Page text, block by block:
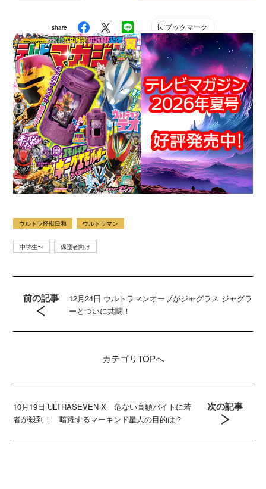
share ブックマーク
ウルトラ怪獣日和 ウルトラマン
中学生〜 保護者向け
前の記事
12月24日 ウルトラマンオーブがジャグラス ジャグラ
ーとついに共闘！
カテゴリTOPへ
10月19日 ULTRASEVEN X 危ない高額バイトに若
者が殺到！ 暗躍するマーキンド星人の目的は？
次の記事